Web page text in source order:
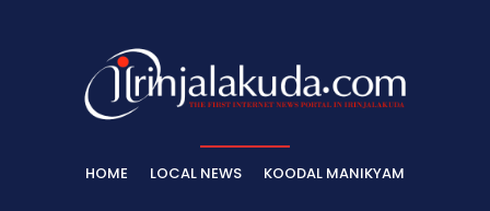
HOME LOCAL NEWS KOODAL MANIKYAM